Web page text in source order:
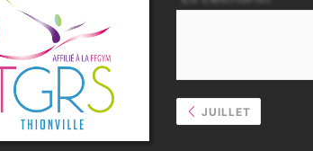
JUILLET